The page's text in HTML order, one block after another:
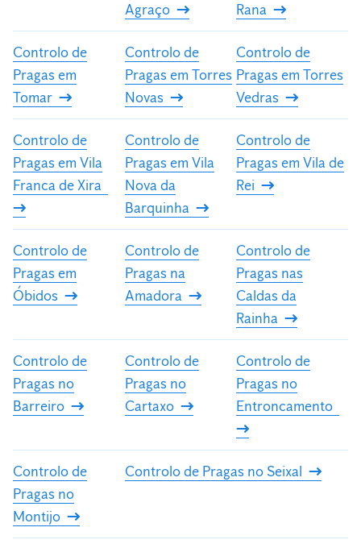
Agraço
Rana
Controlo de
Pragas em
Tomar
Controlo de
Pragas em Torres
Novas
Controlo de
Pragas em Torres
Vedras
Controlo de
Pragas em Vila
Franca de Xira
Controlo de
Pragas em Vila
Nova da
Barquinha
Controlo de
Pragas em Vila de
Rei
Controlo de
Pragas em
Óbidos
Controlo de
Pragas na
Amadora
Controlo de
Pragas nas
Caldas da
Rainha
Controlo de
Pragas no
Barreiro
Controlo de
Pragas no
Cartaxo
Controlo de
Pragas no
Entroncamento
Controlo de
Pragas no
Montijo
Controlo de Pragas no Seixal